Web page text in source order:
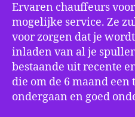
Ervaren chauffeurs
mogelijke service. Ze
voor zorgen dat je
inladen van al je
bestaande uit recente
die om de 6 maand
ondergaan en goed